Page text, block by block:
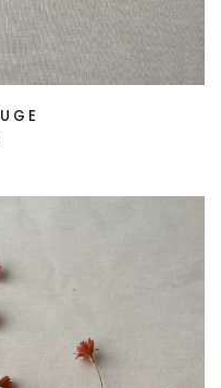
G E